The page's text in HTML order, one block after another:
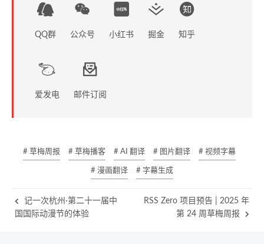
QQ群 公众号 小红书 掘金 知乎
爱发电 邮件订阅
# 草梅周报 # 草梅播客 # AI 翻译 # 图片翻译 # 视频字幕
# 漫画翻译 # 字幕生成
记一次杭州·第二十一届中
国国际动漫节的体验
RSS Zero 项目预告 | 2025 年
第 24 周草梅周报